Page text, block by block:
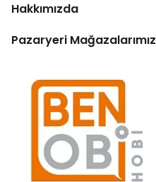
Hakkımızda
Pazaryeri Mağazalarımız